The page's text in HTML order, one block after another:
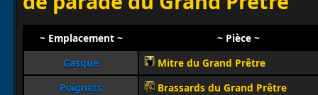
~ Emplacement ~
~ Pièce ~
Casque
Mitre du Grand Prêtre
Poignets
Brassards du Grand Prêtre